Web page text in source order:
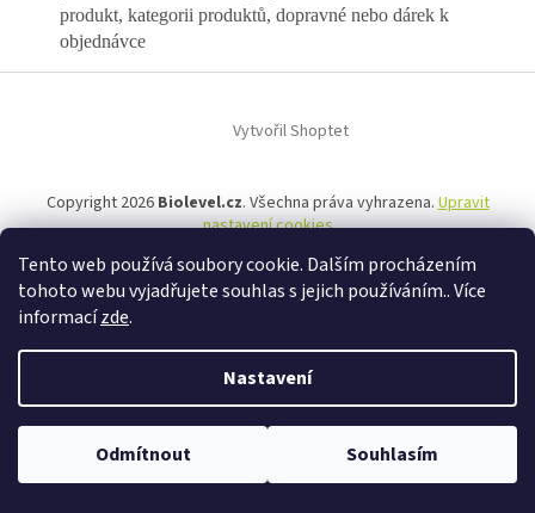
Tento web používá soubory cookie. Dalším procházením
tohoto webu vyjadřujete souhlas s jejich používáním.. Více
informacízde.
Nastavení
Odmítnout Souhlasím
produkt, kategorii produktů, dopravné nebo dárek k
objednávce
Vytvořil Shoptet
Copyright 2026 Biolevel.cz. Všechna práva vyhrazena. Upravit
nastavení cookies